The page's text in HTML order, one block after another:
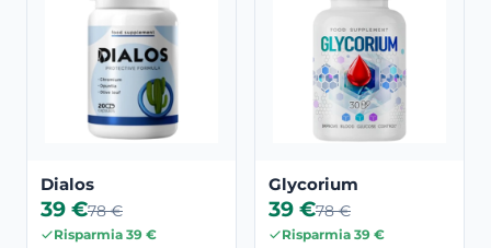
Dialos
39 €78 €
Risparmia 39 €
Glycorium
39 €78 €
Risparmia 39 €